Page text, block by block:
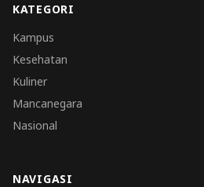
KATEGORI
Kampus
Kesehatan
Kuliner
Mancanegara
Nasional
NAVIGASI